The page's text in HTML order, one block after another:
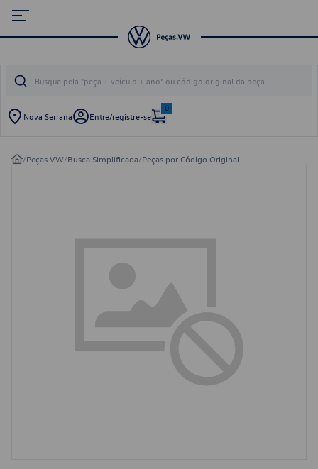
Nova Serrana Entre/registre-se
0
/Peças VW/Busca Simplificada/Peças por Código Original